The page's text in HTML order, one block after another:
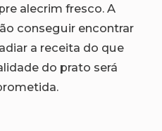
alecrim fresco. A
conseguir encontrar
a receita do que
do prato será